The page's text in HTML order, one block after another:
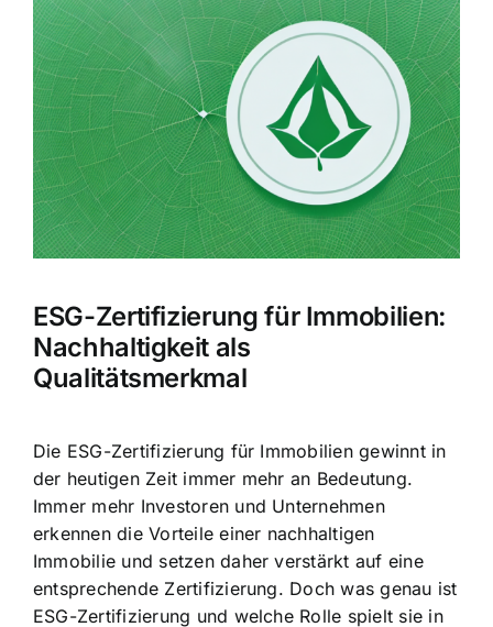
grösseres
Bild
ESG-Zertifizierung für Immobilien:
Nachhaltigkeit als
Qualitätsmerkmal
Die ESG-Zertifizierung für Immobilien gewinnt in
der heutigen Zeit immer mehr an Bedeutung.
Immer mehr Investoren und Unternehmen
erkennen die Vorteile einer nachhaltigen
Immobilie und setzen daher verstärkt auf eine
entsprechende Zertifizierung. Doch was genau ist
ESG-Zertifizierung und welche Rolle spielt sie in